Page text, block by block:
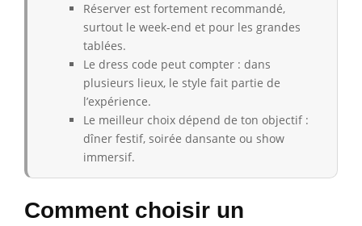
Réserver est fortement recommandé,
surtout le week-end et pour les grandes
tablées.
Le dress code peut compter : dans
plusieurs lieux, le style fait partie de
l’expérience.
Le meilleur choix dépend de ton objectif :
dîner festif, soirée dansante ou show
immersif.
Comment choisir un